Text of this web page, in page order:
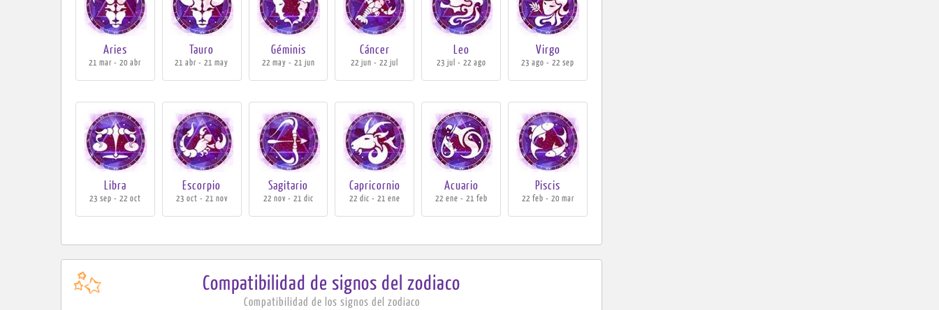
Aries
21 mar - 20 abr
Tauro
21 abr - 21 may
Géminis
22 may - 21 jun
Cáncer
22 jun - 22 jul
Leo
23 jul - 22 ago
Virgo
23 ago - 22 sep
Libra
23 sep - 22 oct
Escorpio
23 oct - 21 nov
Sagitario
22 nov - 21 dic
Capricornio
22 dic - 21 ene
Acuario
22 ene - 21 feb
Piscis
22 feb - 20 mar
Compatibilidad de signos del zodiaco
Compatibilidad de los signos del zodiaco